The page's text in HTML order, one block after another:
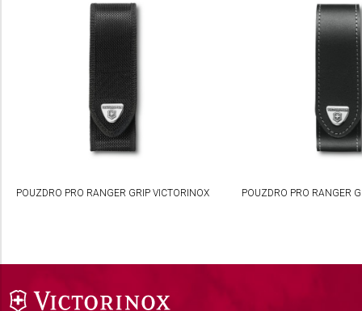
POUZDRO PRO RANGER GRIP VICTORINOX POUZDRO PRO RANGER
Identify devices based on information actively
Non-IAB processing purposes:
Performance